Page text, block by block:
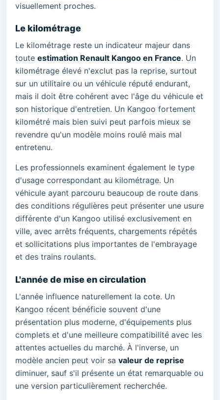
visuellement proches.
Le kilométrage
Le kilométrage reste un indicateur majeur dans
toute estimation Renault Kangoo en France. Un
kilométrage élevé n'exclut pas la reprise, surtout
sur un utilitaire ou un véhicule réputé endurant,
mais il doit être cohérent avec l'âge du véhicule et
son historique d'entretien. Un Kangoo fortement
kilométré mais bien suivi peut parfois mieux se
revendre qu'un modèle moins roulé mais mal
entretenu.
Les professionnels examinent également le type
d'usage correspondant au kilométrage. Un
véhicule ayant parcouru beaucoup de route dans
des conditions régulières peut présenter une usure
différente d'un Kangoo utilisé exclusivement en
ville, avec arrêts fréquents, chargements répétés
et sollicitations plus importantes de l'embrayage
et des trains roulants.
L'année de mise en circulation
L'année influence naturellement la cote. Un
Kangoo récent bénéficie souvent d'une
présentation plus moderne, d'équipements plus
complets et d'une meilleure compatibilité avec les
attentes actuelles du marché. À l'inverse, un
modèle ancien peut voir sa valeur de reprise
diminuer, sauf s'il présente un état remarquable ou
une version particulièrement recherchée.